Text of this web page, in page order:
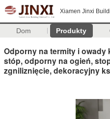
Xiamen Jinxi
Dom Produkty
Odporny na termity i owady
stóp, odporny na ogień,
zgniliznięcie, dekoracyjny